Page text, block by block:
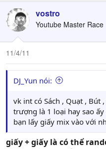
vostro
Youtube Master Race
11/4/11
DJ_Yun nói:
vk int có Sách , Quạt , Bút
trượng là 1 loại hay sao ấy
bạn lấy giấy mix vào với
giấy + giấy là có thể